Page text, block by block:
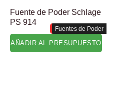
Fuente de Poder Schlage
PS 914
AÑADIR AL PRESUPUESTO
Fuentes de Poder